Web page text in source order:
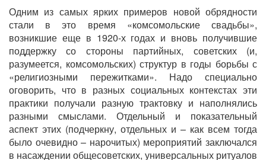
Одним из самых ярких примеров новой обрядности
стали в это время «комсомольские свадьбы»,
возникшие еще в 1920-х годах и вновь получившие
поддержку со стороны партийных, советских (и,
разумеется, комсомольских) структур в годы борьбы с
«религиозными пережитками». Надо специально
оговорить, что в разных социальных контекстах эти
практики получали разную трактовку и наполнялись
разными смыслами. Отдельный и показательный
аспект этих (подчеркну, отдельных и – как всем тогда
было очевидно – нарочитых) мероприятий заключался
в насаждении общесоветских, универсальных ритуалов